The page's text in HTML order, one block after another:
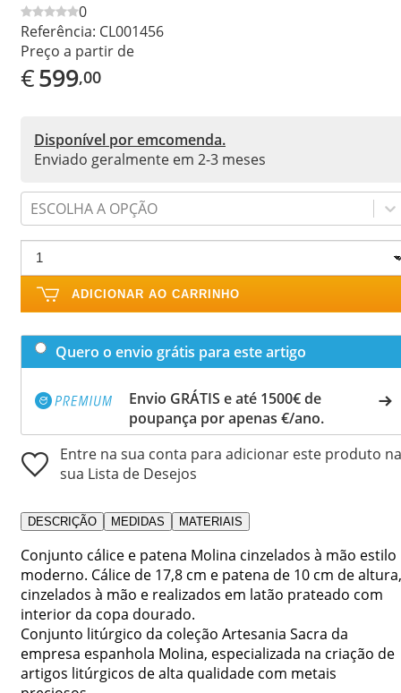
0
Referência: CL001456
Preço a partir de
€599,00
Disponível por emcomenda.
Enviado geralmente em 2-3 meses
ESCOLHA A OPÇÃO
ADICIONAR AO CARRINHO
Quero o envio grátis para este artigo
Envio GRÁTIS e até 1500€ de
poupança por apenas €/ano.
Entre na sua conta para adicionar este produto na
sua Lista de Desejos
DESCRIÇÃO MEDIDAS MATERIAIS
Conjunto cálice e patena Molina cinzelados à mão estilo
moderno. Cálice de 17,8 cm e patena de 10 cm de altura,
cinzelados à mão e realizados em latão prateado com
interior da copa dourado.
Conjunto litúrgico da coleção Artesania Sacra da
empresa espanhola Molina, especializada na criação de
artigos litúrgicos de alta qualidade com metais